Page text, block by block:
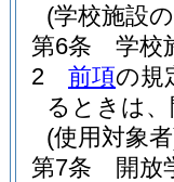
(学校施設
第6条
学校
2
前項の規
るときは
(使用対象
第7条
開放